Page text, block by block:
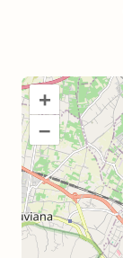
+
–